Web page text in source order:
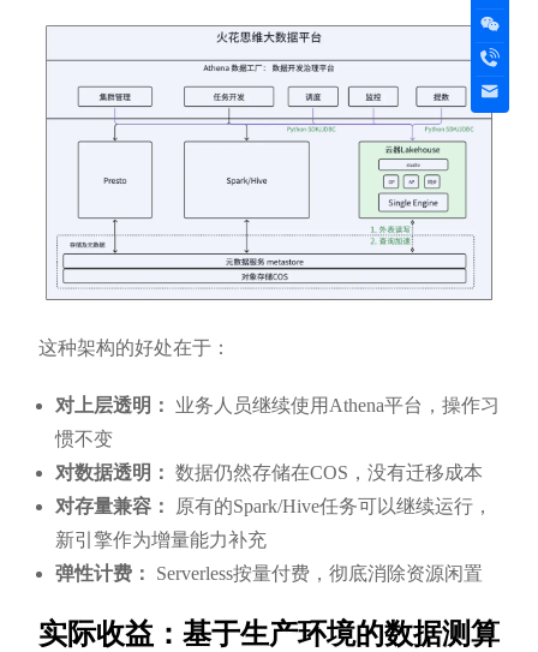
这种架构的好处在于：
对上层透明：
业务人员继续使用Athena平台，操作习
惯不变
对数据透明： 数据仍然存储在COS，没有迁移成本
对存量兼容：
原有的Spark/Hive任务可以继续运行，
新引擎作为增量能力补充
弹性计费：
Serverless按量付费，彻底消除资源闲置
实际收益：基于生产环境的数据测算